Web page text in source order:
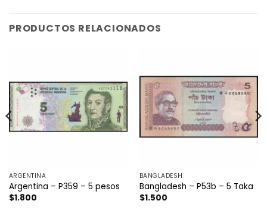
PRODUCTOS RELACIONADOS
ARGENTINA
Argentina – P359 – 5 pesos
$1.800
BANGLADESH
Bangladesh – P53b – 5 Taka
$1.500